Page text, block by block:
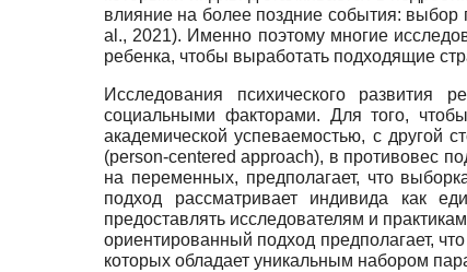
влияние на более поздние события: выбор
al ., 2021). Именно поэтому многие
ребенка, чтобы выработать подходящие
Исследования психического развития
социальными факторами. Для того,
академической успеваемостью, с другой
(person-centered approach), в противовес
на переменных, предполагает, что
подход рассматривает индивида как
предоставлять исследователям и
ориентированный подход предполагает,
которых обладает уникальным набором